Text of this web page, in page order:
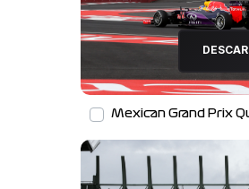
Mexican Grand Prix